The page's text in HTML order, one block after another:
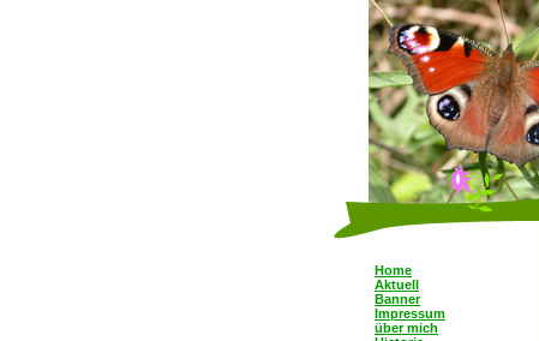
Home
Aktuell
Banner
Impressum
über mich